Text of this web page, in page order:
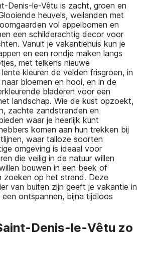
Denis-le-Vêtu is zacht, groen en
heuvels, weilanden met
vol appelbomen en
een schilderachtig decor voor
Vanuit je vakantiehuis kun je
en een rondje maken langs
met telkens nieuwe
kleuren de velden frisgroen, in
bloemen en hooi, en in de
bladeren voor een
landschap. Wie de kust opzoekt,
zachte zandstranden en
waar je heerlijk kunt
komen aan hun trekken bij
waar talloze soorten
omgeving is ideaal voor
die veilig in de natuur willen
bouwen in een beek of
zoeken op het strand. Deze
van buiten zijn geeft je vakantie in
ontspannen, bijna tijdloos
Denis-le-Vêtu zo